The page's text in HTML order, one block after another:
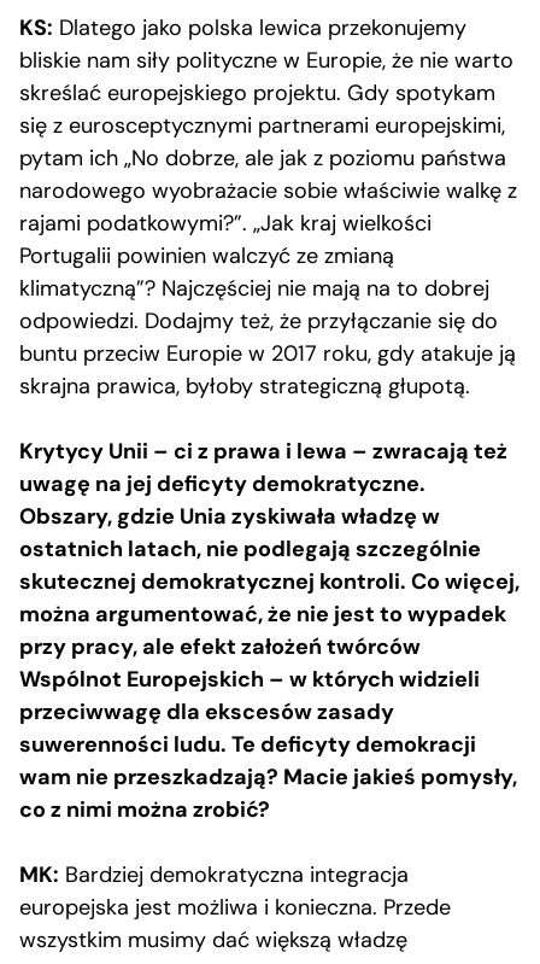
KS: Dlatego jako polska lewica przekonujemy
bliskie nam siły polityczne w Europie, że nie warto
skreślać europejskiego projektu. Gdy spotykam
się z eurosceptycznymi partnerami europejskimi,
pytam ich „No dobrze, ale jak z poziomu państwa
narodowego wyobrażacie sobie właściwie walkę z
rajami podatkowymi?”. „Jak kraj wielkości
Portugalii powinien walczyć ze zmianą
klimatyczną”? Najczęściej nie mają na to dobrej
odpowiedzi. Dodajmy też, że przyłączanie się do
buntu przeciw Europie w 2017 roku, gdy atakuje ją
skrajna prawica, byłoby strategiczną głupotą.
Krytycy Unii – ci z prawa i lewa – zwracają też
uwagę na jej deficyty demokratyczne.
Obszary, gdzie Unia zyskiwała władzę w
ostatnich latach, nie podlegają szczególnie
skutecznej demokratycznej kontroli. Co więcej,
można argumentować, że nie jest to wypadek
przy pracy, ale efekt założeń twórców
Wspólnot Europejskich – w których widzieli
przeciwwagę dla ekscesów zasady
suwerenności ludu. Te deficyty demokracji
wam nie przeszkadzają? Macie jakieś pomysły,
co z nimi można zrobić?
MK: Bardziej demokratyczna integracja
europejska jest możliwa i konieczna. Przede
wszystkim musimy dać większą władzę